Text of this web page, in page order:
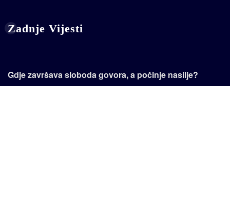
Zadnje Vijesti
Gdje završava sloboda govora, a počinje nasilje?